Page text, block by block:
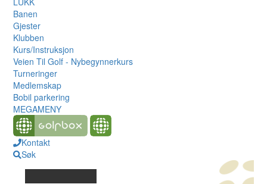
Banen
Gjester
Klubben
Kurs/Instruksjon
Veien Til Golf - Nybegynnerkurs
Turneringer
Medlemskap
Bobil parkering
MEGAMENY
Kontakt
Søk